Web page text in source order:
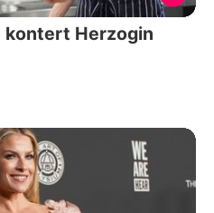
kontert Herzogin